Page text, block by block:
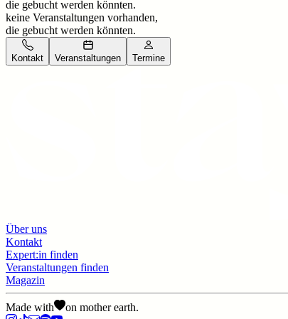
die gebucht werden könnten.
keine Veranstaltungen vorhanden,
die gebucht werden könnten.
Kontakt Veranstaltungen Termine
Über uns
Kontakt
Expert:in finden
Veranstaltungen finden
Magazin
Made with on mother earth.